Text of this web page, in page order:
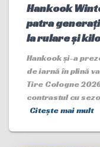
Hankook
patra
la rulare și
Hankook și-a
de iarnă în plină
Tire Cologne
contrastul cu
Citește mai mult